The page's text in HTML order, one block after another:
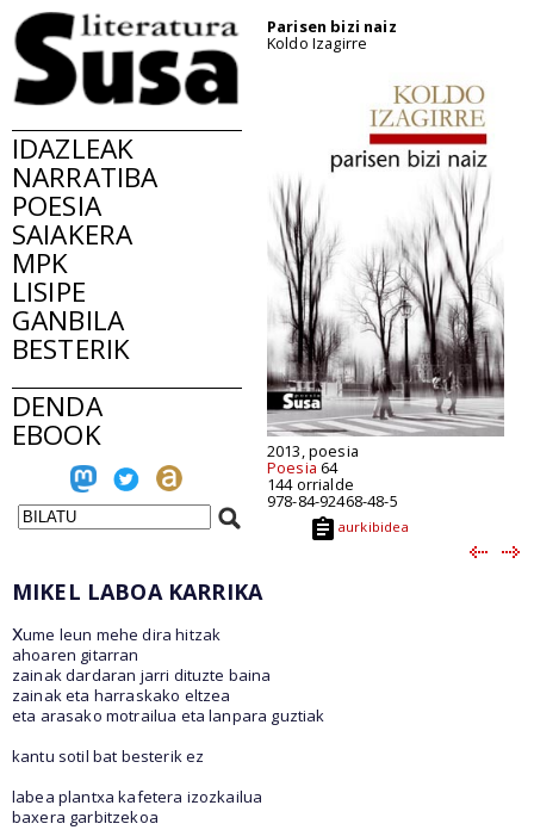
IDAZLEAK
NARRATIBA
POESIA
SAIAKERA
MPK
LISIPE
GANBILA
BESTERIK
DENDA
EBOOK
Parisen bizi naiz
Koldo Izagirre
2013, poesia
Poesia 64
144 orrialde
978-84-92468-48-5
aurkibidea
MIKEL LABOA KARRIKA
xume leun mehe dira hitzak
ahoaren gitarran
zainak dardaran jarri dituzte baina
zainak eta harraskako eltzea
eta arasako motrailua eta lanpara guztiak
kantu sotil bat besterik ez
labea plantxa kafetera izozkailua
baxera garbitzekoa